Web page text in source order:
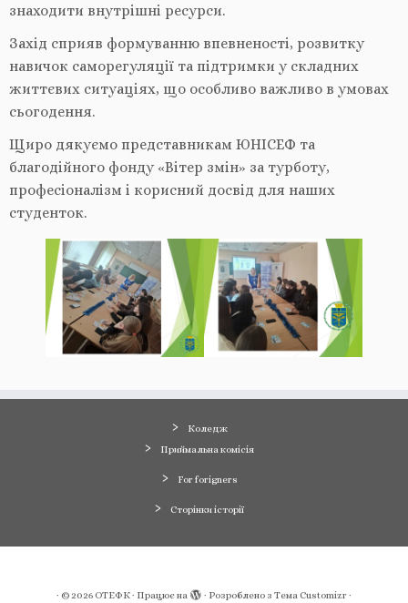
знаходити внутрішні ресурси.
Захід сприяв формуванню впевненості, розвитку
навичок саморегуляції та підтримки у складних
життєвих ситуаціях, що особливо важливо в умовах
сьогодення.
Щиро дякуємо представникам ЮНІСЕФ та
благодійного фонду «Вітер змін» за турботу,
професіоналізм і корисний досвід для наших
студенток.
Коледж
Приймальна комісія
For forigners
Сторінки історії
· © 2026 ОТЕФК· Працює на · Розроблено з Тема Customizr·